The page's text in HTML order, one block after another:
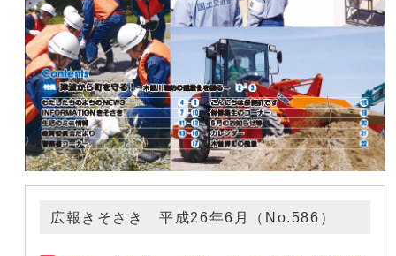
広報きそさき 平成26年6月（No.586）